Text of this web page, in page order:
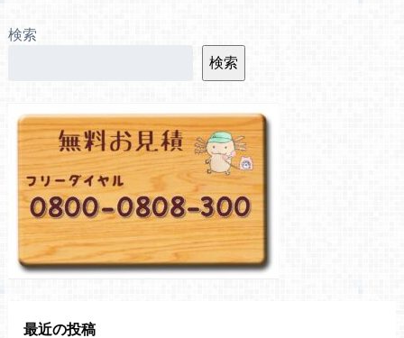
検索
検索
最近の投稿